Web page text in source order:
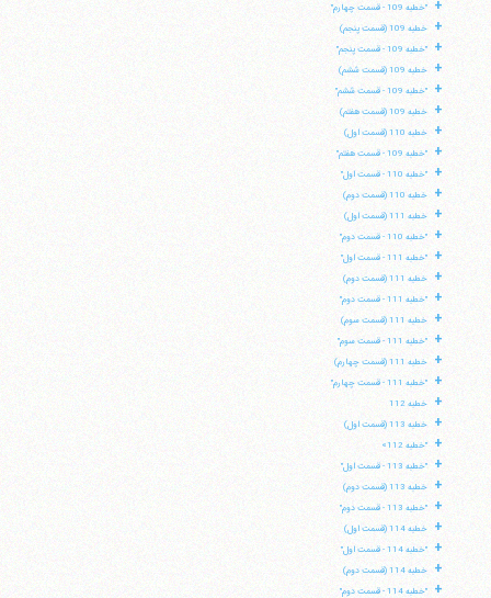
+ "خطبه 109 - قسمت چهارم"
+ خطبه 109 (قسمت پنجم)
+ "خطبه 109 - قسمت پنجم"
+ خطبه 109 (قسمت ششم)
+ "خطبه 109 - قسمت ششم"
+ خطبه 109 (قسمت هفتم)
+ خطبه 110 (قسمت اول)
+ "خطبه 109 - قسمت هفتم"
+ "خطبه 110 - قسمت اول"
+ خطبه 110 (قسمت دوم)
+ خطبه 111 (قسمت اول)
+ "خطبه 110 - قسمت دوم"
+ "خطبه 111 - قسمت اول"
+ خطبه 111 (قسمت دوم)
+ "خطبه 111 - قسمت دوم"
+ خطبه 111 (قسمت سوم)
+ "خطبه 111 - قسمت سوم"
+ خطبه 111 (قسمت چهارم)
+ "خطبه 111 - قسمت چهارم"
+ خطبه 112
+ خطبه 113 (قسمت اول)
+ "خطبه 112»
+ "خطبه 113 - قسمت اول"
+ خطبه 113 (قسمت دوم)
+ "خطبه 113 - قسمت دوم"
+ خطبه 114 (قسمت اول)
+ "خطبه 114 - قسمت اول"
+ خطبه 114 (قسمت دوم)
+ "خطبه 114 - قسمت دوم"